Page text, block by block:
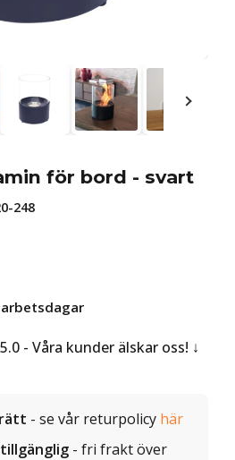
för bord - svart
248
- Våra kunder älskar oss!
- se vår returpolicy här
- fri frakt över